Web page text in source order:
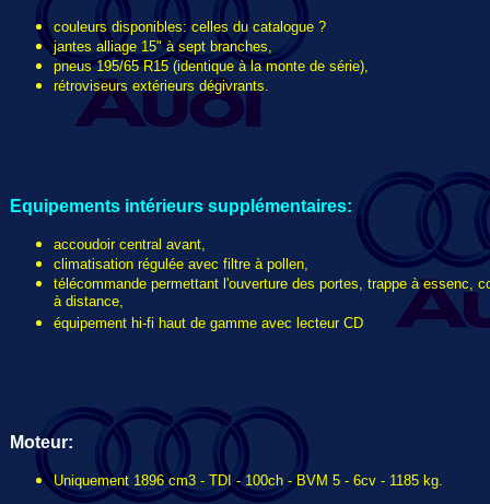
couleurs disponibles: celles du catalogue ?
jantes alliage 15" à sept branches,
pneus 195/65 R15 (identique à la monte de série),
rétroviseurs extérieurs dégivrants.
Equipements intérieurs supplémentaires:
accoudoir central avant,
climatisation régulée avec filtre à pollen,
télécommande permettant l'ouverture des portes, trappe à essenc,
à distance,
équipement hi-fi haut de gamme avec lecteur CD
Moteur:
Uniquement 1896 cm3 - TDI - 100ch - BVM 5 - 6cv - 1185 kg.